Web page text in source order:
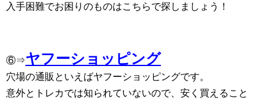
入手困難でお困りのものはこちらで探しましょう！
⑥⇒ヤフーショッピング
穴場の通販といえばヤフーショッピングです。
意外とトレカでは知られていないので、安く買えること